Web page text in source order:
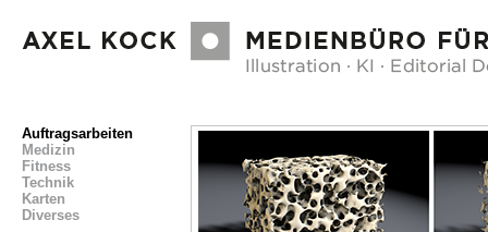
Auftragsarbeiten
Medizin
Fitness
Technik
Karten
Diverses